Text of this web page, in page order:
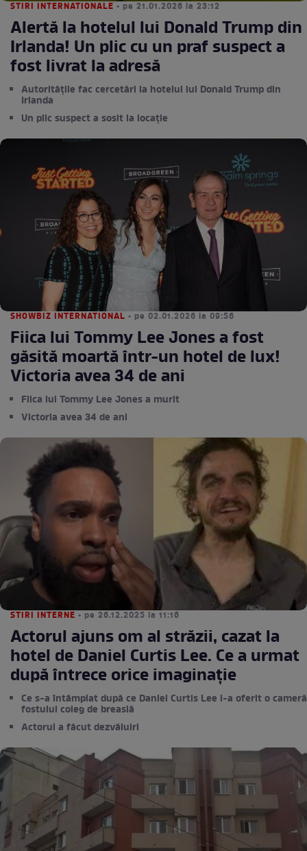
STIRI INTERNATIONALE • pe 21.01.2026 la 23:12
Alertă la hotelul lui Donald Trump din
Irlanda! Un plic cu un praf suspect a
fost livrat la adresă
Autoritățile fac cercetări la hotelul lui Donald Trump din
Irlanda
Un plic suspect a sosit la locație
SHOWBIZ INTERNATIONAL • pe 02.01.2026 la 09:56
Fiica lui Tommy Lee Jones a fost
găsită moartă într-un hotel de lux!
Victoria avea 34 de ani
Fiica lui Tommy Lee Jones a murit
Victoria avea 34 de ani
STIRI INTERNE • pe 26.12.2025 la 11:16
Actorul ajuns om al străzii, cazat la
hotel de Daniel Curtis Lee. Ce a urmat
după întrece orice imaginație
Ce s-a întâmplat după ce Daniel Curtis Lee i-a oferit o cameră
fostului coleg de breaslă
Actorul a făcut dezvăluiri